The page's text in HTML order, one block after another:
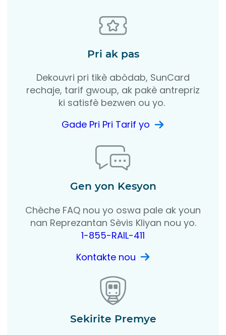
Pri ak pas
Dekouvri pri tikè abòdab, SunCard
rechaje, tarif gwoup, ak pakè antrepriz
ki satisfè bezwen ou yo.
Gade Pri Pri Tarif yo
Gen yon Kesyon
Chèche FAQ nou yo oswa pale ak youn
nan Reprezantan Sèvis Kliyan nou yo.
1-855-RAIL-411
Kontakte nou
Sekirite Premye